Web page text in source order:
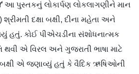
આ પુસ્તકનું લોકાર્પણ લોકલાગણીને માન
દક્ષા બક્ષી, દીના મહેતા અને
હતું. કોઈ પીએચડીના સંશોધનાત્મક
થવી એ વિરલ અને ગુજરાતી ભાષા માટે
બક્ષી એ જણાવ્યું હતું કે વૈદિક ઋષિઓની